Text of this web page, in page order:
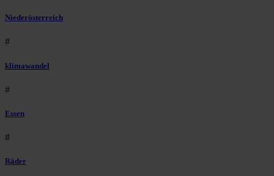
Niederösterreich
#
klimawandel
#
Essen
#
Räder